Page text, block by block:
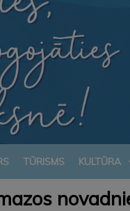
TŪRISMS KULTŪRA